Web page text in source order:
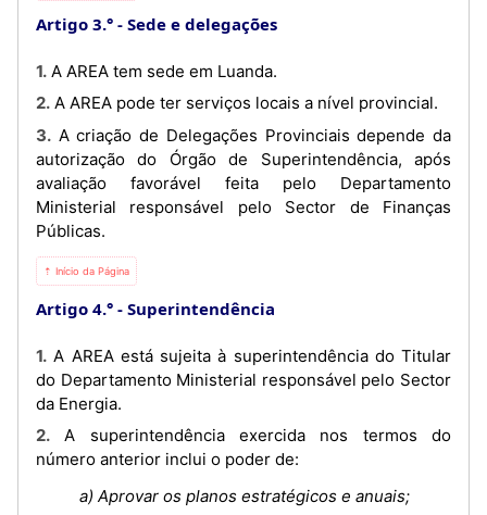
Artigo 3.° Sede e delegações
1. A AREA tem sede em Luanda.
2. A AREA pode ter serviços locais a nível provincial.
3. A criação de Delegações Provinciais depende da
autorização do Órgão de Superintendência, após
avaliação favorável feita pelo Departamento
Ministerial responsável pelo Sector de Finanças
Públicas.
⇡ Início da Página
Artigo 4.° Superintendência
1. A AREA está sujeita à superintendência do Titular
do Departamento Ministerial responsável pelo Sector
da Energia.
2. A superintendência exercida nos termos do
número anterior inclui o poder de:
a) Aprovar os planos estratégicos e anuais;